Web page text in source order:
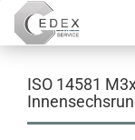
ISO 14581